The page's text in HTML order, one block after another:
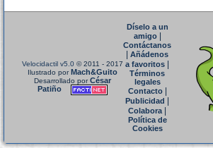
Velocidactil v5.0 © 2011 - 2017
Ilustrado porMach&Guito
Desarrollado porCésar
Patiño
Díselo a un
amigo|
Contáctanos
Añádenos
a favoritos
Términos
legales
Contacto|
Publicidad
Colabora|
Política de
Cookies